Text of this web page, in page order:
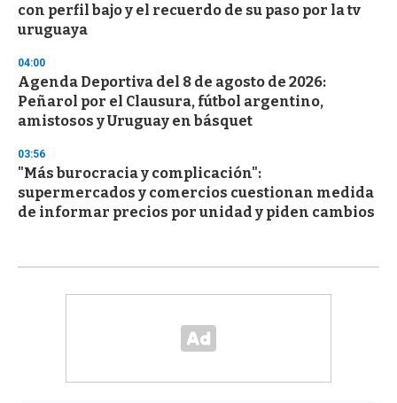
con perfil bajo y el recuerdo de su paso por la tv
uruguaya
04:00
Agenda Deportiva del 8 de agosto de 2026:
Peñarol por el Clausura, fútbol argentino,
amistosos y Uruguay en básquet
03:56
"Más burocracia y complicación":
supermercados y comercios cuestionan medida
de informar precios por unidad y piden cambios